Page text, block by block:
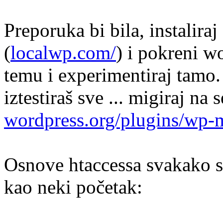
Preporuka bi bila,
(localwp.com/) i pokreni
temu i experimentiraj
iztestiraš sve ... migiraj na
wordpress.org/plugins/wp-
Osnove htaccessa
kao neki početak: